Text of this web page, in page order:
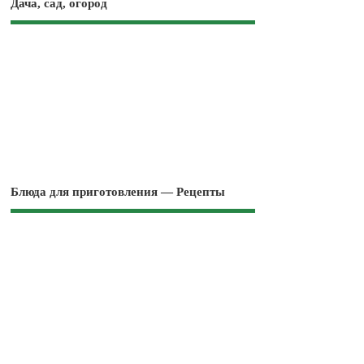
Дача, сад, огород
Блюда для приготовления — Рецепты